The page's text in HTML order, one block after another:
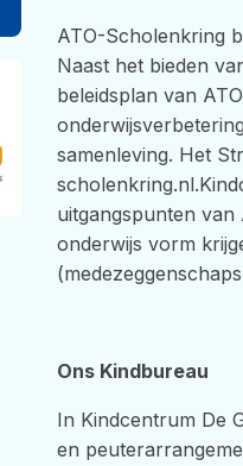
ATO-Scholenkring
Naast het bieden
beleidsplan van
samenleving. Het
uitgangspunten van
onderwijs vorm
Ons Kindbureau
In Kindcentrum De
en